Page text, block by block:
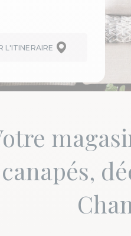
L'ITINERAIRE
canapés,